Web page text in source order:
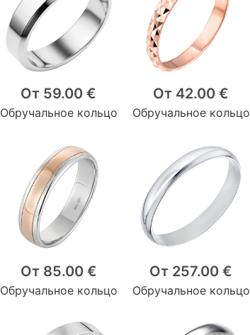
От 59.00 €
Обручальное кольцо
От 42.00 €
Обручальное кольцо
От 85.00 €
Обручальное кольцо
От 257.00 €
Обручальное кольцо